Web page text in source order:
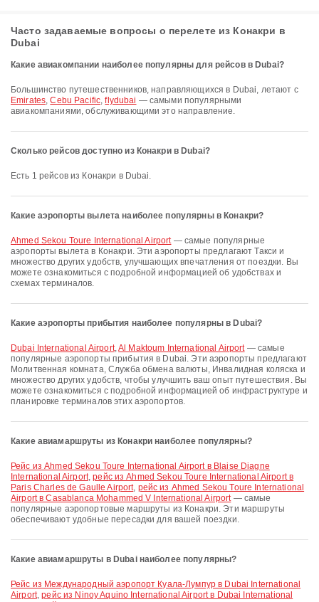
Часто задаваемые вопросы о перелете из Конакри в
Dubai
Какие авиакомпании наиболее популярны для рейсов в Dubai?
Большинство путешественников, направляющихся в Dubai, летают с
Emirates,Cebu Pacific,flydubai — самыми популярными
авиакомпаниями, обслуживающими это направление.
Сколько рейсов доступно из Конакри в Dubai?
Есть 1 рейсов из Конакри в Dubai.
Какие аэропорты вылета наиболее популярны в Конакри?
Ahmed Sekou Toure International Airport— самые популярные
аэропорты вылета в Конакри. Эти аэропорты предлагают Такси и
множество других удобств, улучшающих впечатления от поездки. Вы
можете ознакомиться с подробной информацией об удобствах и
схемах терминалов.
Какие аэропорты прибытия наиболее популярны в Dubai?
Dubai International Airport,Al Maktoum International Airport— самые
популярные аэропорты прибытия в Dubai. Эти аэропорты предлагают
Молитвенная комната, Служба обмена валюты, Инвалидная коляска и
множество других удобств, чтобы улучшить ваш опыт путешествия. Вы
можете ознакомиться с подробной информацией об инфраструктуре и
планировке терминалов этих аэропортов.
Какие авиамаршруты из Конакри наиболее популярны?
рейс из Ahmed Sekou Toure International Airport в Blaise Diagne
International Airport,рейс из Ahmed Sekou Toure International Airport в
Paris Charles de Gaulle Airport, рейс из Ahmed Sekou Toure International
Airport в Casablanca Mohammed V International Airport— самые
популярные аэропортовые маршруты из Конакри. Эти маршруты
обеспечивают удобные пересадки для вашей поездки.
Какие авиамаршруты в Dubai наиболее популярны?
рейс из Международный аэропорт Куала-Лумпур в Dubai International
Airport,рейс из Ninoy Aquino International Airport в Dubai International